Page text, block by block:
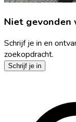
Niet gevonden
Schrijf je in en
zoekopdracht.
Schrijf je in